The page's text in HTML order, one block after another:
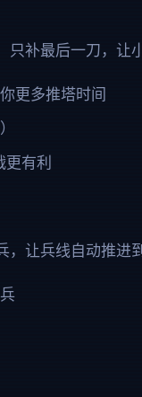
补最后一刀，让
更多推塔时间
有利
让兵线自动推进